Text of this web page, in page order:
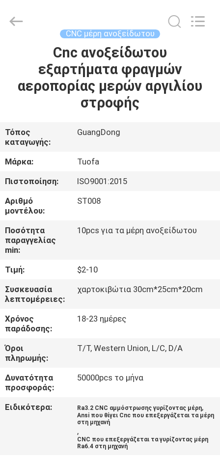
ΠΡΟΪΌΝΤΑ
ΜΕ
ΕΜΆΣ
ΕΠΙΣΚΈΨΕΙΣ
ΣΤΟ
ΕΡΓΟΣΤΆΣΙΟ
ΈΛΕΓΧΟΣ
ΠΟΙΌΤΗΤΑΣ
ΕΠΙΚΟΙΝΩΝΉΣΤΕ
ΜΑΖΊ
ΜΑΣ
ΕΙΔΉΣΕΙΣ
ΖΗΤΉΣΤΕ
ΜΙΑ
Tuofa
Technology
CNC μέρη ανοξείδωτου
Cnc ανοξείδωτου
εξαρτήματα φραγμών
αεροπορίας μερών αργιλίου
στροφής
Τόπος
καταγωγής:
GuangDong
Μάρκα:
Tuofa
Πιστοποίηση:
ISO9001:2015
Αριθμό
μοντέλου:
ST008
Ποσότητα
παραγγελίας
min:
10pcs για τα μέρη ανοξείδωτου
Τιμή:
$2-10
Συσκευασία
λεπτομέρειες:
χαρτοκιβώτια 30cm*25cm*20cm
Χρόνος
παράδοσης:
18-23 ημέρες
Όροι
πληρωμής:
Τ/Τ, Western Union, L/C, D/A
Δυνατότητα
προσφοράς:
50000pcs το μήνα
Ειδικότερα: Ra3.2 CNC αμμόστρωσης γυρίζοντας μέρη,
Ansi που θίγει Cnc που επεξεργάζεται τα μέρη
στη μηχανή
,
CNC που επεξεργάζεται τα γυρίζοντας μέρη
Ra6.4 στη μηχανή